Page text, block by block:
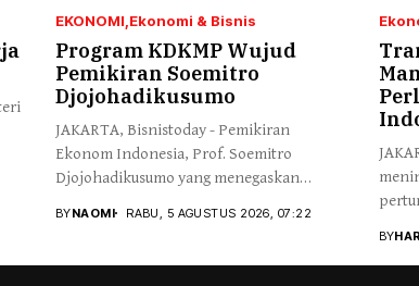
EKONOMI Ekonomi & Bisnis
Program KDKMP Wujud
Pemikiran Soemitro
Djojohadikusumo
JAKARTA, Bisnistoday - Pemikiran
Ekonom Indonesia, Prof. Soemitro
Djojohadikusumo yang menegaskan
BYNAOMI RABU, 5 AGUSTUS 2026, 07:22
BYHAR